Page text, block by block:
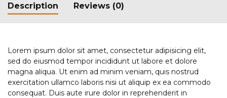
Description Reviews (0)
Lorem ipsum dolor sit amet, consectetur adipisicing elit,
sed do eiusmod tempor incididunt ut labore et dolore
magna aliqua. Ut enim ad minim veniam, quis nostrud
exercitation ullamco laboris nisi ut aliquip ex ea commodo
consequat. Duis aute irure dolor in reprehenderit in